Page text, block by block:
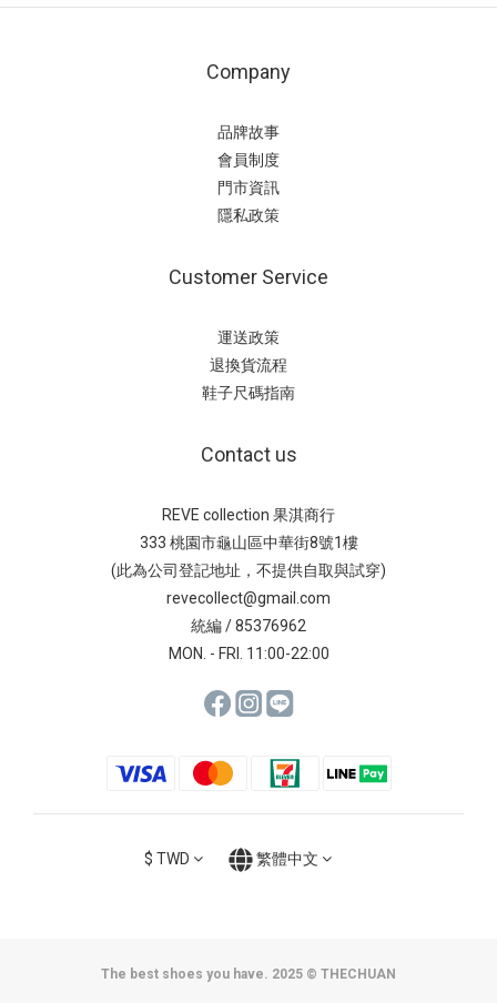
Company
品牌故事
會員制度
門市資訊
隱私政策
Customer Service
運送政策
退換貨流程
鞋子尺碼指南
Contact us
REVE collection 果淇商行
333 桃園市龜山區中華街8號1樓
(此為公司登記地址，不提供自取與試穿)
revecollect@gmail.com
統編 / 85376962
MON. - FRI. 11:00-22:00
$ TWD 繁體中文
The best shoes you have. 2025 © THECHUAN